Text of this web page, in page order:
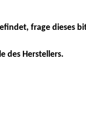
frage dieses
des Herstellers.